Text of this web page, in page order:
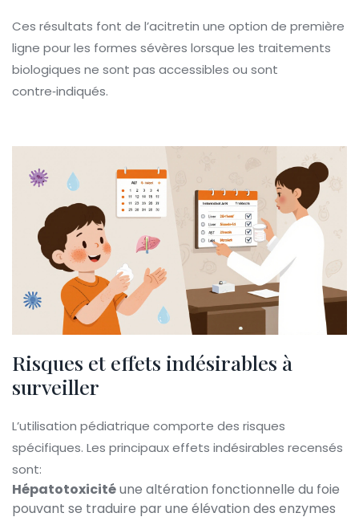
Ces résultats font de l’acitretin une option de première
ligne pour les formes sévères lorsque les traitements
biologiques ne sont pas accessibles ou sont
contre‑indiqués.
Risques et effets indésirables à
surveiller
L’utilisation pédiatrique comporte des risques
spécifiques. Les principaux effets indésirables recensés
sont:
Hépatotoxicitéune altération fonctionnelle du foie
pouvant se traduire par une élévation des enzymes